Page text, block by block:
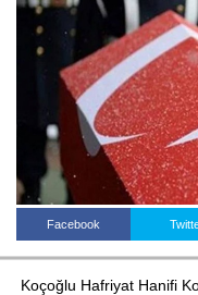
Facebook
Koçoğlu Hafriyat Hanifi